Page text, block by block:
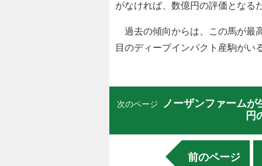
がなければ、数億円の評価となる
過去の傾向からは、この馬が最
目のディープインパクト産駒がい
次のページ
ノーザンファーム
円
前のページ